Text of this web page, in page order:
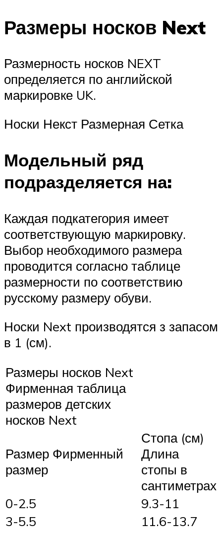
Размеры носков Next
Размерность носков NEXT
определяется по английской
маркировке UK.
Носки Некст Размерная Сетка
Модельный ряд
подразделяется на:
Каждая подкатегория имеет
соответствующую маркировку.
Выбор необходимого размера
проводится согласно таблице
размерности по соответствию
русскому размеру обуви.
Носки Next производятся з запасом
в 1 (см).
Размеры носков Next
Фирменная таблица
размеров детских
носков Next
Размер Фирменный
размер
Стопа (см)
Длина
стопы в
сантиметрах
0-2.5
9.3-11
3-5.5
11.6-13.7